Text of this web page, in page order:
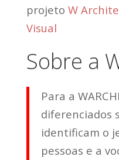
projeto W
Visual
Sobre a
Para a
diferenciados
identificam o
pessoas e a